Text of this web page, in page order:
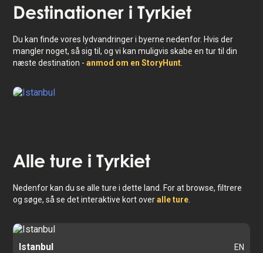
Destinationer iTyrkiet
Du kan finde vores lydvandringer i byerne nedenfor. Hvis der
mangler noget, så sig til, og vi kan muligvis skabe en tur til din
næste destination -anmod om en StoryHunt
Alle ture iTyrkiet
Nedenfor kan du se alle ture i dette land. For at browse, filtrere
og søge, så se det interaktive kort overalle ture
Istanbul EN